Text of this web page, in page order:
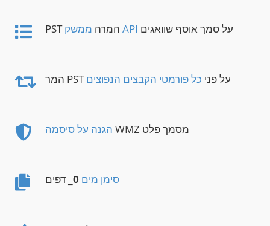
PST המרה ממשק API על סמך אוסף שוואגים
המר PST על פני כל פורמטי הקבצים הנפוצים
הגנה על סיסמה WMZ מסמך פלט
סימן מים 0 _ דפים